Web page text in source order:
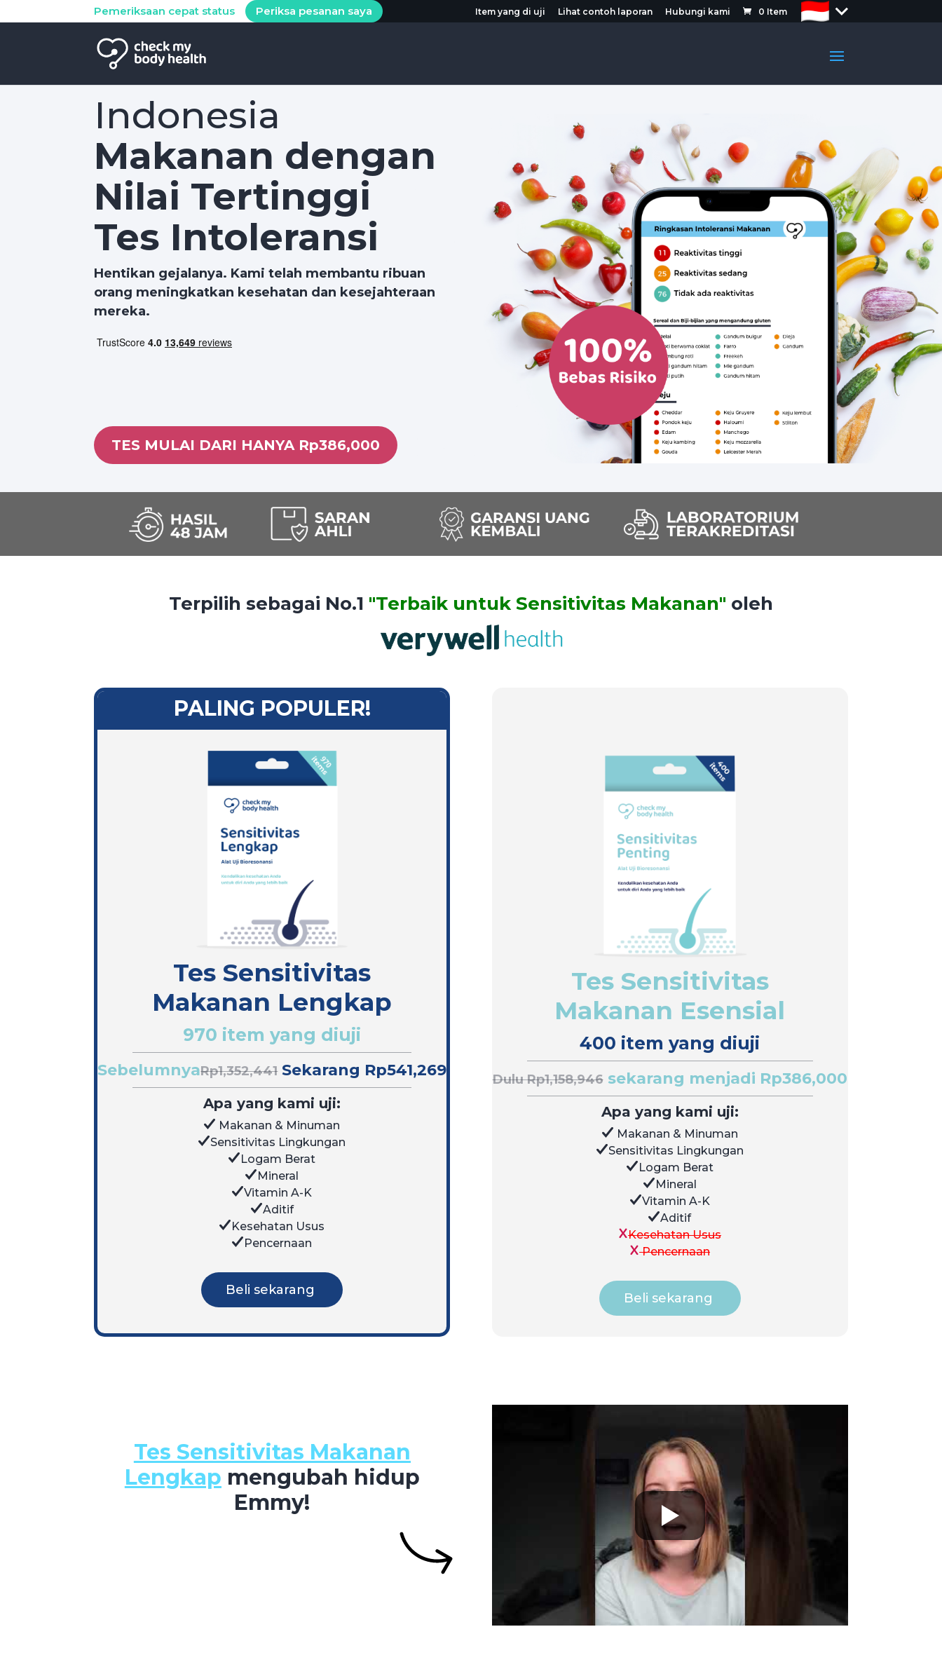
Pemeriksaan cepat status Periksa pesanan saya Item yang di uji Lihat contoh laporan Hubungi kami 0 Item
Indonesia
Makanan dengan
Nilai Tertinggi
Tes Intoleransi
Hentikan gejalanya. Kami telah membantu ribuan
orang meningkatkan kesehatan dan kesejahteraan
mereka.
TES MULAI DARI HANYA Rp386,000
Terpilih sebagai No.1 "Terbaik untuk Sensitivitas Makanan" oleh
PALING POPULER!
Tes Sensitivitas
Makanan Lengkap
970 item yang diuji
SebelumnyaRp1,352,441 Sekarang Rp541,269
Apa yang kami uji:
Makanan & Minuman
Sensitivitas Lingkungan
Logam Berat
Mineral
Vitamin A-K
Aditif
Kesehatan Usus
Pencernaan
Beli sekarang
Tes Sensitivitas
Makanan Esensial
400 item yang diuji
Dulu Rp1,158,946 sekarang menjadi Rp386,000
Apa yang kami uji:
Makanan & Minuman
Sensitivitas Lingkungan
Logam Berat
Mineral
Vitamin A-K
Aditif
Kesehatan Usus
Pencernaan
Beli sekarang
Tes Sensitivitas Makanan
Lengkap mengubah hidup
Emmy!